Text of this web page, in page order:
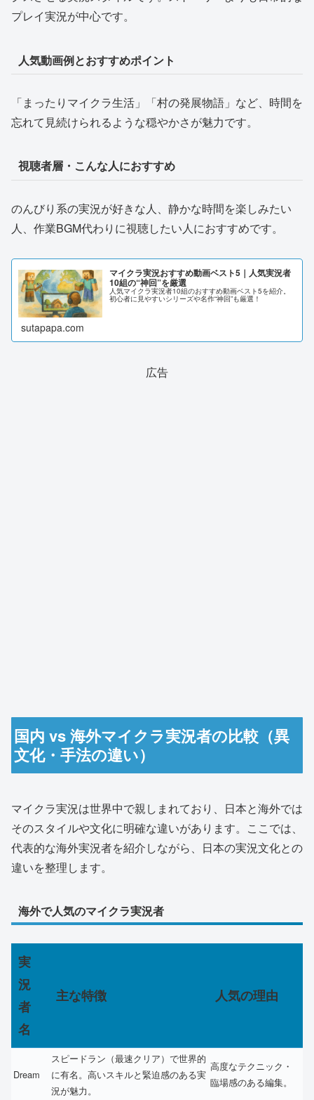
プレイ実況が中心です。
人気動画例とおすすめポイント
「まったりマイクラ生活」「村の発展物語」など、時間を
忘れて見続けられるような穏やかさが魅力です。
視聴者層・こんな人におすすめ
のんびり系の実況が好きな人、静かな時間を楽しみたい
人、作業BGM代わりに視聴したい人におすすめです。
マイクラ実況おすすめ動画ベスト5｜人気実況者
10組の“神回”を厳選
人気マイクラ実況者10組のおすすめ動画ベスト5を紹介。
初心者に見やすいシリーズや名作“神回”も厳選！
sutapapa.com
広告
国内 vs 海外マイクラ実況者の比較（異
文化・手法の違い）
マイクラ実況は世界中で親しまれており、日本と海外では
そのスタイルや文化に明確な違いがあります。ここでは、
代表的な海外実況者を紹介しながら、日本の実況文化との
違いを整理します。
海外で人気のマイクラ実況者
実
況
者
名
主な特徴 人気の理由
Dream
スピードラン（最速クリア）で世界的
に有名。高いスキルと緊迫感のある実
況が魅力。
高度なテクニック・
臨場感のある編集。